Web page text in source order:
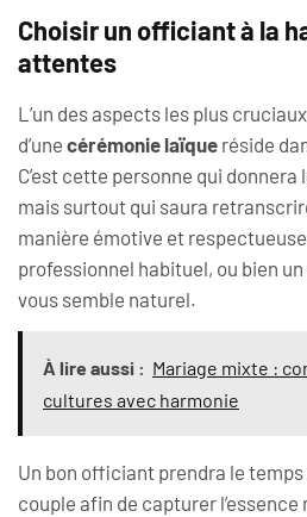
Choisir un officiant à la
attentes
L’un des aspects les plus
d’une cérémonie laïque réside
C’est cette personne qui
mais surtout qui saura
manière émotive et
professionnel habituel, ou bien
vous semble naturel.
À lire aussi : Mariage mixte :
cultures avec harmonie
Un bon officiant prendra le
couple afin de capturer